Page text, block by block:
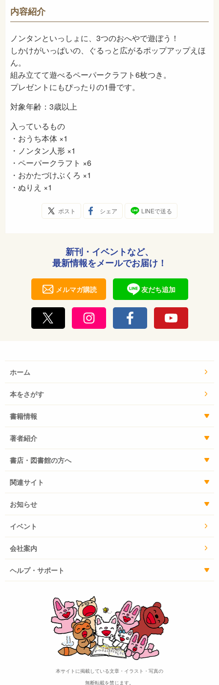
NDC
発売日 2026年8月
内容紹介
ノンタンといっしょに、3つのおへやで遊ぼう！
しかけがいっぱいの、ぐるっと広がるポップアップえほ
ん。
組み立てて遊べるペーパークラフト6枚つき。
プレゼントにもぴったりの1冊です。
対象年齢：3歳以上
入っているもの
・おうち本体 ×1
・ノンタン人形 ×1
・ペーパークラフト ×6
・おかたづけぶくろ ×1
・ぬりえ ×1
ポスト シェア LINEで送る
新刊・イベントなど、
最新情報をメールでお届け！
メルマガ購読 友だち追加
ホーム
本をさがす
書籍情報
著者紹介
書店・図書館の方へ
関連サイト
お知らせ
イベント
会社案内
ヘルプ・サポート
本サイトに掲載している文章・イラスト・写真の
無断転載を禁じます。